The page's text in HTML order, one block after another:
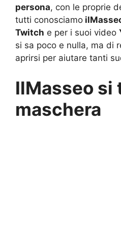
persona, con le proprie
tutti conosciamo
Twitch e per i suoi video
si sa poco e nulla, ma di
aprirsi per aiutare tanti
IlMasseo si
maschera